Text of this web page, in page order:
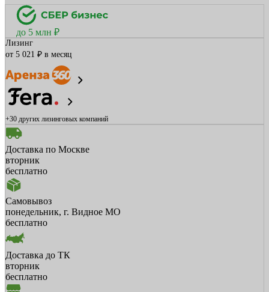
до 5 млн ₽
Лизинг
от 5 021 ₽ в месяц
+30 других лизинговых компаний
Доставка по Москве
вторник
бесплатно
Самовывоз
понедельник, г. Видное МО
бесплатно
Доставка до ТК
вторник
бесплатно